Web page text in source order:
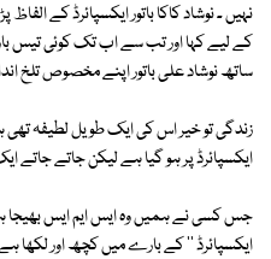
نہیں ۔ نوشاد کاکا باتور ایکسپائرڈ کے
کے لیے کہا اور تب سے اب تک کوئی تیس
ساتھ نوشاد علی باتور اپنے مخصوص تلخ
زندگی تو خیر اس کی ایک طویل لطیفہ تھی
ایکسپائرڈ پر ہو گیا ہے لیکن جاتے جاتے
جس کسی نے ہمیں وہ ایس ایم ایس بھیجا
ایکسپائرڈ '' کے بارے میں کچھ اور لکھا